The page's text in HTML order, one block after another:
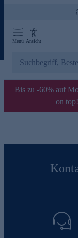
Menü Ansicht
Bis zu -60% auf
on top!